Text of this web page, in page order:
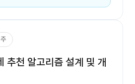
추천 알고리즘 설계 및 개